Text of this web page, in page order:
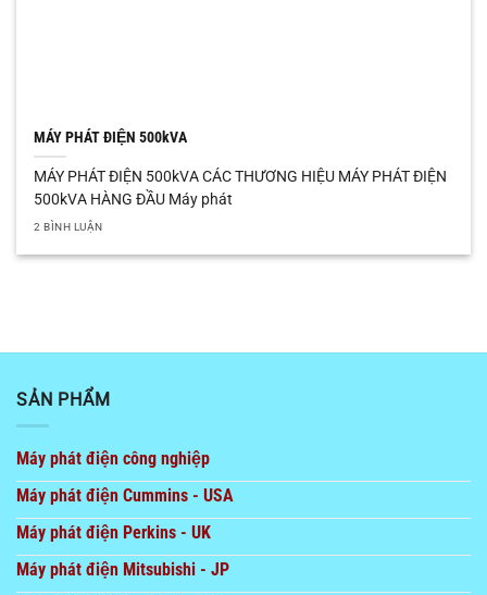
MÁY PHÁT ĐIỆN 500kVA
MÁY PHÁT ĐIỆN 500kVA CÁC THƯƠNG HIỆU MÁY PHÁT ĐIỆN
500kVA HÀNG ĐẦU Máy phát
2 BÌNH LUẬN
SẢN PHẨM
Máy phát điện công nghiệp
Máy phát điện Cummins - USA
Máy phát điện Perkins - UK
Máy phát điện Mitsubishi - JP